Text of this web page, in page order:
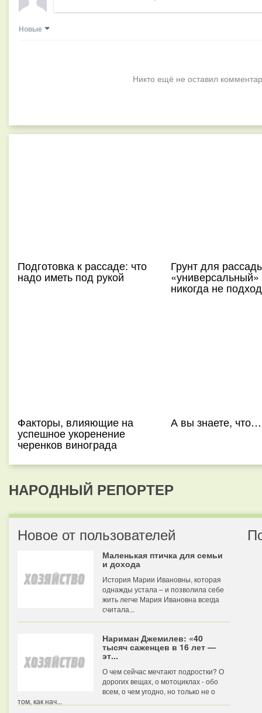
Новые
Никто ещё не оставил
Подготовка к рассаде: что
надо иметь под рукой
Грунт для
«универсальный»
никогда не
Факторы, влияющие на
успешное укоренение
черенков винограда
А вы знаете, что…
НАРОДНЫЙ РЕПОРТЕР
Новое от пользователей
Маленькая птичка для семьи
и дохода
История Марии Ивановны, которая
однажды устала – и позволила себе
жить легче Мария Ивановна всегда
считала...
Нариман Джемилев: «40
тысяч саженцев в 16 лет —
эт...
О чем сейчас мечтают подростки? О
дорогих вещах, о мотоциклах - обо
всем, о чем угодно, но только не о
том, как нач...